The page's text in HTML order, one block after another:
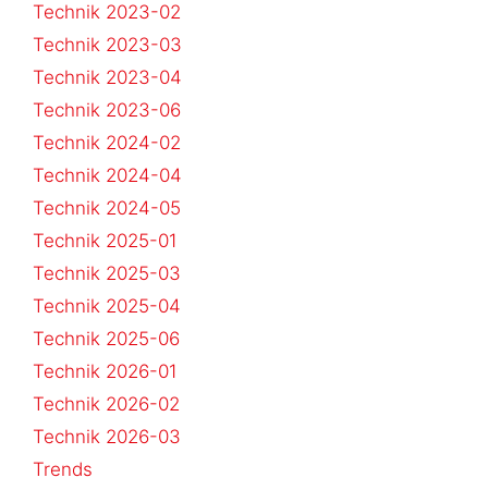
Technik 2023-02
Technik 2023-03
Technik 2023-04
Technik 2023-06
Technik 2024-02
Technik 2024-04
Technik 2024-05
Technik 2025-01
Technik 2025-03
Technik 2025-04
Technik 2025-06
Technik 2026-01
Technik 2026-02
Technik 2026-03
Trends